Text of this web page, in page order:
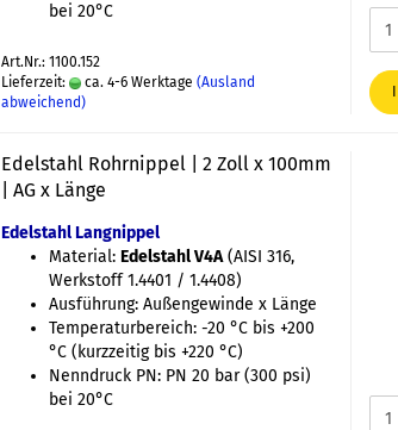
bei 20°C
Art.Nr.: 1100.152
Lieferzeit:
ca. 4-6 Werktage (Ausland
abweichend)
Edelstahl Rohrnippel | 2 Zoll x 100mm
| AG x Länge
Edelstahl Langnippel
Material:Edelstahl V4A(AISI 316,
Werkstoff 1.4401 / 1.4408)
Ausführung: Außengewinde x Länge
Temperaturbereich: -20 °C bis +200
°C (kurzzeitig bis +220 °C)
Nenndruck PN: PN 20 bar (300 psi)
bei 20°C